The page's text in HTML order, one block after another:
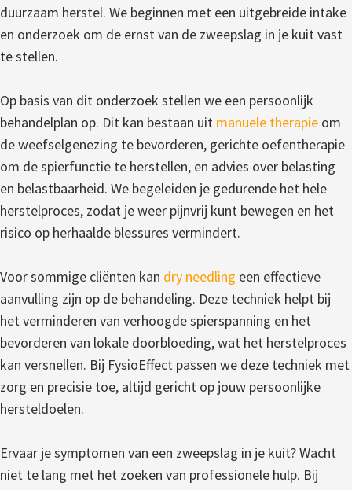
duurzaam herstel. We beginnen met een uitgebreide intake
en onderzoek om de ernst van de zweepslag in je kuit vast
te stellen.
Op basis van dit onderzoek stellen we een persoonlijk
behandelplan op. Dit kan bestaan uit manuele therapie om
de weefselgenezing te bevorderen, gerichte oefentherapie
om de spierfunctie te herstellen, en advies over belasting
en belastbaarheid. We begeleiden je gedurende het hele
herstelproces, zodat je weer pijnvrij kunt bewegen en het
risico op herhaalde blessures vermindert.
Voor sommige cliënten kan dry needling een effectieve
aanvulling zijn op de behandeling. Deze techniek helpt bij
het verminderen van verhoogde spierspanning en het
bevorderen van lokale doorbloeding, wat het herstelproces
kan versnellen. Bij FysioEffect passen we deze techniek met
zorg en precisie toe, altijd gericht op jouw persoonlijke
hersteldoelen.
Ervaar je symptomen van een zweepslag in je kuit? Wacht
niet te lang met het zoeken van professionele hulp. Bij